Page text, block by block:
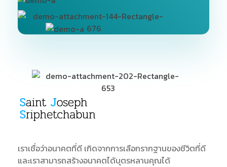
เราเชื่อว่าอนาคตที่ดี เกิดจากการเลือกรากฐานของชีวิตที่ดี
และเราสามารถสร้างอนาคตได้บุตรหลานคุณได้